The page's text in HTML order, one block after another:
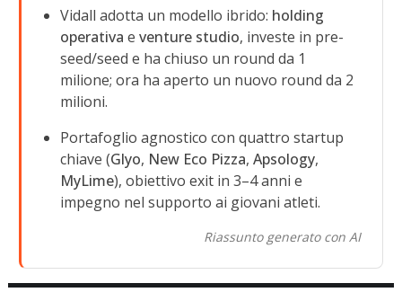
Vidall adotta un modello ibrido: holding
operativa eventure studio, investe in pre-
seed/seed e ha chiuso un round da 1
milione; ora ha aperto un nuovo round da 2
milioni.
Portafoglio agnostico con quattro startup
chiave (Glyo, New Eco Pizza,Apsology,
MyLime), obiettivo exit in 3–4 anni e
impegno nel supporto ai giovani atleti.
Riassunto generato con AI